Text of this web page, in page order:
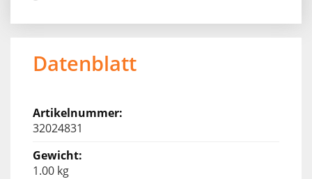
Datenblatt
32024831
1.00 kg